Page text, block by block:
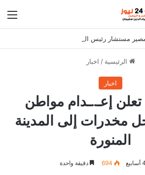
مستشار رئيس الوزراء
الرئيسية / اخبار
اخبار
تعلن إعـ..ـدام مواطن
مخدرات إلى المدينة
المنورة
694 دقيقة واحدة